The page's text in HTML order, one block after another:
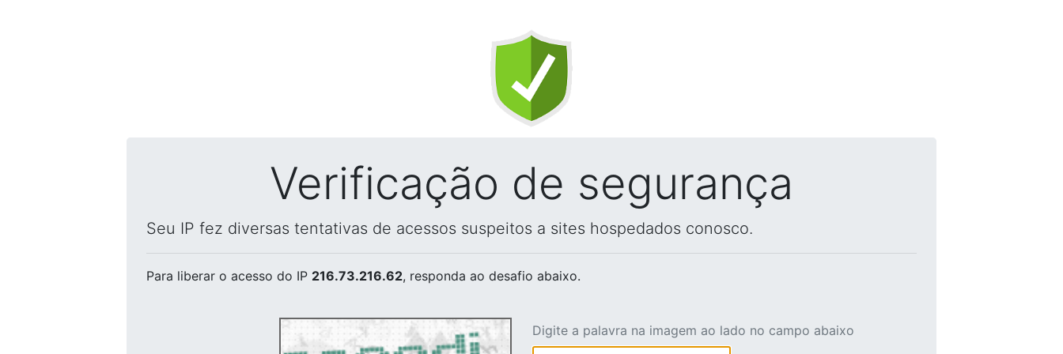
Verificação de segurança
Seu IP fez diversas tentativas de acessos suspeitos a sites hospedados conosco.
Para liberar o acesso do IP 216.73.216.62, responda ao desafio abaixo.
Digite a palavra na imagem ao lado no campo abaixo